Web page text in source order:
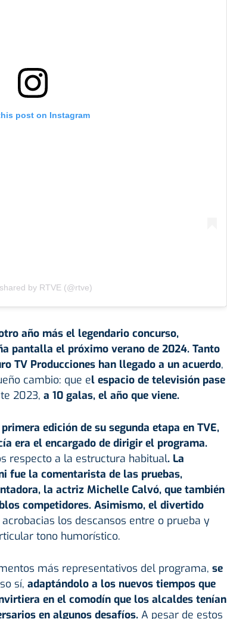
post on Instagram
by RTVE (@rtve)
año más el legendario concurso,
pantalla el próximo verano de 2024. Tanto
TV Producciones han llegado a un acuerdo,
cambio: que el espacio de televisión pase
2023, a 10 galas, el año que viene.
edición de su segunda etapa en TVE,
era el encargado de dirigir el programa.
respecto a la estructura habitual. La
fue la comentarista de las pruebas,
la actriz Michelle Calvó, que también
competidores. Asimismo, el divertido
los descansos entre o prueba y
tono humorístico.
más representativos del programa, se
sí, adaptándolo a los nuevos tiempos que
en el comodín que los alcaldes tenían
en algunos desafíos.A pesar de estos